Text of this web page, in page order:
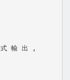
輸 出 ,